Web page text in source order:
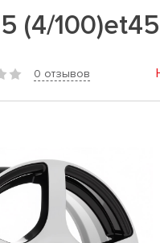
(4/
0 отзывов